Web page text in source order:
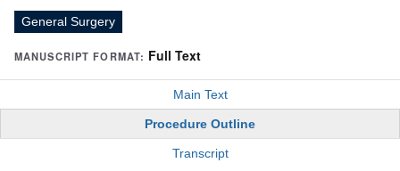
General Surgery
MANUSCRIPT FORMAT: Full Text
Main Text
Procedure Outline
Transcript